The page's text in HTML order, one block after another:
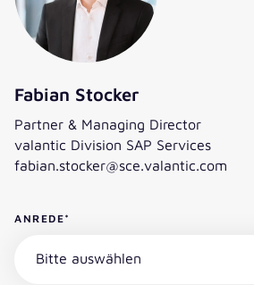
Fabian Stocker
Partner & Managing Director
valantic Division SAP Services
fabian.stocker@sce.valantic.com
ANREDE*